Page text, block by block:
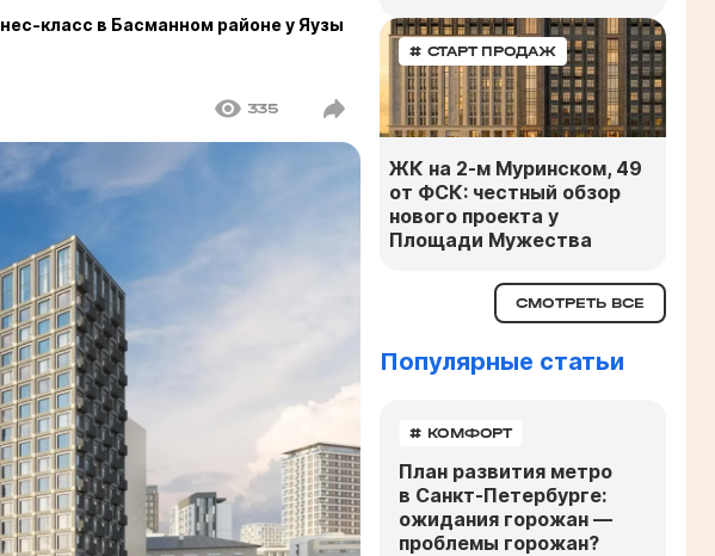
класс в Басманном районе у Яузы
335
# СТАРТ ПРОДАЖ
ЖК на 2-м Муринском, 49
от ФСК: честный обзор
нового проекта у
Площади Мужества
СМОТРЕТЬ ВСЕ
Популярные статьи
# КОМФОРТ
План развития метро
в Санкт-Петербурге:
ожидания горожан —
проблемы горожан?